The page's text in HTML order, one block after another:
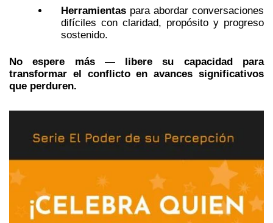
Herramientas para abordar conversaciones
difíciles con claridad, propósito y progreso
sostenido.
No espere más — libere su capacidad para
transformar el conflicto en avances significativos
que perduren.